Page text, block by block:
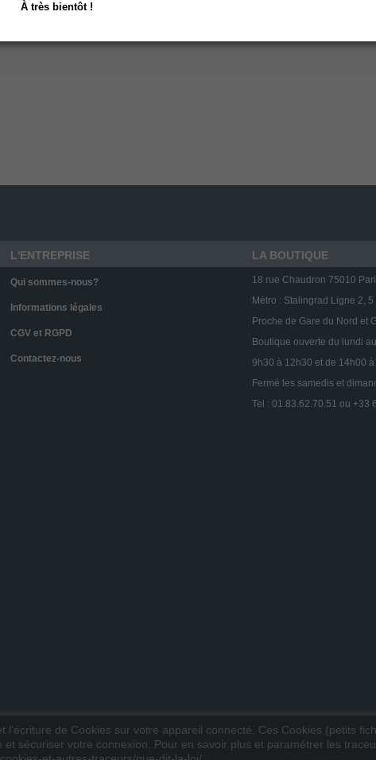
L'ENTREPRISE
Qui sommes-nous?
Informations légales
CGV et RGPD
Contactez-nous
LA BOUTIQUE
18 rue Chaudron 75010
Métro : Stalingrad Ligne 2, 5
Proche de Gare du Nord et
Boutique ouverte du lundi
9h30 à 12h30 et de 14h00
Fermé les samedis et
Tel : 01.83.62.70.51 ou +33
de Cookies sur votre appareil connecté. Ces Cookies (petits
sécuriser votre connexion. Pour en savoir plus et paramétrer les
À très bientôt !